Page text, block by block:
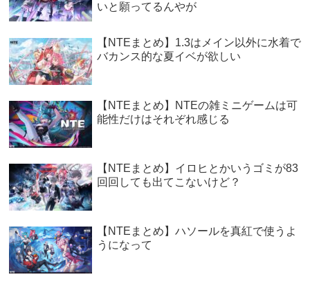
いと願ってるんやが
【NTEまとめ】1.3はメイン以外に水着で
バカンス的な夏イベが欲しい
【NTEまとめ】NTEの雑ミニゲームは可
能性だけはそれぞれ感じる
【NTEまとめ】イロヒとかいうゴミが83
回回しても出てこないけど？
【NTEまとめ】ハソールを真紅で使うよ
うになって